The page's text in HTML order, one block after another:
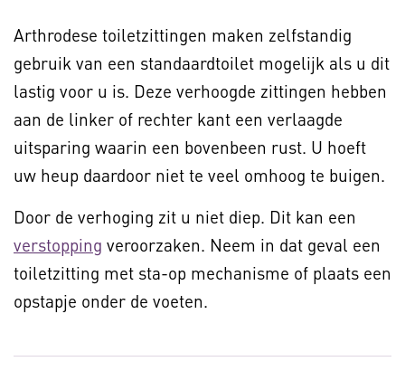
Arthrodese toiletzittingen maken zelfstandig
gebruik van een standaardtoilet mogelijk als u dit
lastig voor u is. Deze verhoogde zittingen hebben
aan de linker of rechter kant een verlaagde
uitsparing waarin een bovenbeen rust. U hoeft
uw heup daardoor niet te veel omhoog te buigen.
Door de verhoging zit u niet diep. Dit kan een
verstopping veroorzaken. Neem in dat geval een
toiletzitting met sta-op mechanisme of plaats een
opstapje onder de voeten.